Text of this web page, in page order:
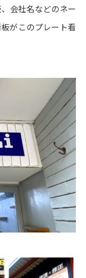
会社名などのネー
がこのプレート看